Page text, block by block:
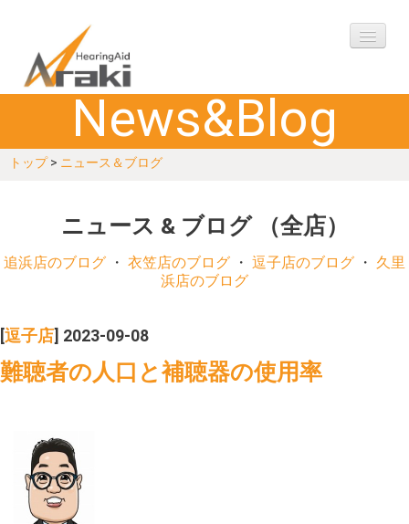
購入の流れ
製品
店舗
コラム
News&Blog
トップ> ニュース＆ブログ
ニュース & ブログ （全店）
追浜店のブログ ・ 衣笠店のブログ ・ 逗子店のブログ ・ 久里
浜店のブログ
逗子店 ] 2023-09-08
難聴者の人口と補聴器の使用率